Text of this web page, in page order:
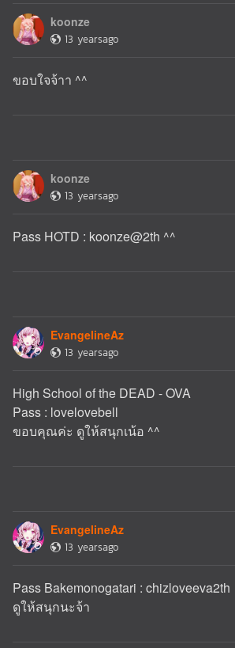
koonze
13 yearsago
ขอบใจจ้าา ^^
koonze
13 yearsago
Pass HOTD : koonze@2th ^^
EvangelineAz
13 yearsago
High School of the DEAD - OVA
Pass : lovelovebell
ขอบคุณค่ะ ดูให้สนุกเน้อ ^^
EvangelineAz
13 yearsago
Pass Bakemonogatari : chizloveeva2th
ดูให้สนุกนะจ้า